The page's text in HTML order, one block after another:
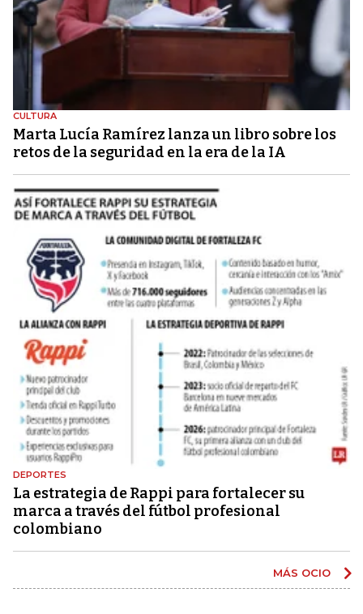
CULTURA
Marta Lucía Ramírez lanza un libro sobre los
retos de la seguridad en la era de la IA
DEPORTES
La estrategia de Rappi para fortalecer su
marca a través del fútbol profesional
colombiano
MÁS OCIO